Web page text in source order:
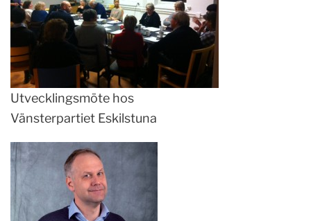
Utvecklingsmöte hos
Vänsterpartiet Eskilstuna